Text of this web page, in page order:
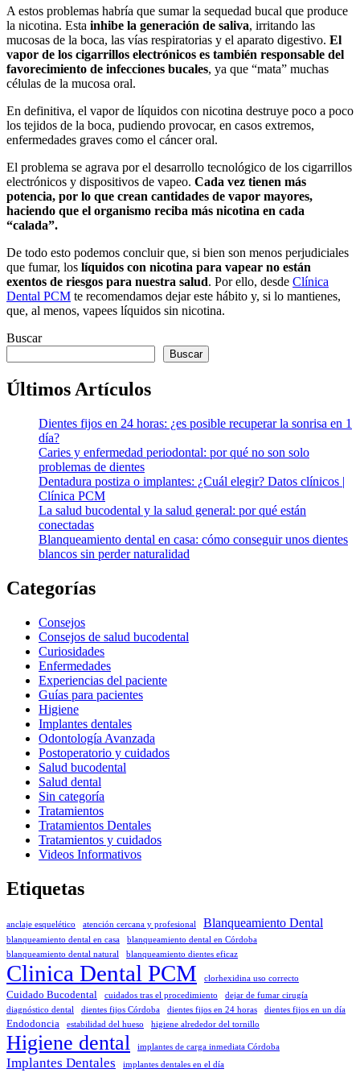
A estos problemas habría que sumar la sequedad bucal que produce
la nicotina. Esta inhibe la generación de saliva, irritando las
mucosas de la boca, las vías respiratorias y el aparato digestivo. El
vapor de los cigarrillos electrónicos es también responsable del
favorecimiento de infecciones bucales, ya que “mata” muchas
células de la mucosa oral.
En definitiva, el vapor de líquidos con nicotina destruye poco a poco
los tejidos de la boca, pudiendo provocar, en casos extremos,
enfermedades graves como el cáncer oral.
El problema se agrava por el desarrollo tecnológico de los cigarrillos
electrónicos y dispositivos de vapeo. Cada vez tienen más
potencia, por lo que crean cantidades de vapor mayores,
haciendo que el organismo reciba más nicotina en cada
“calada”.
De todo esto podemos concluir que, si bien son menos perjudiciales
que fumar, los líquidos con nicotina para vapear no están
exentos de riesgos para nuestra salud. Por ello, desde Clínica
Dental PCM te recomendamos dejar este hábito y, si lo mantienes,
que, al menos, vapees líquidos sin nicotina.
Buscar
Buscar
Últimos Artículos
Dientes fijos en 24 horas: ¿es posible recuperar la sonrisa en 1
día?
Caries y enfermedad periodontal: por qué no son solo
problemas de dientes
Dentadura postiza o implantes: ¿Cuál elegir? Datos clínicos |
Clínica PCM
La salud bucodental y la salud general: por qué están
conectadas
Blanqueamiento dental en casa: cómo conseguir unos dientes
blancos sin perder naturalidad
Categorías
Consejos
Consejos de salud bucodental
Curiosidades
Enfermedades
Experiencias del paciente
Guías para pacientes
Higiene
Implantes dentales
Odontología Avanzada
Postoperatorio y cuidados
Salud bucodental
Salud dental
Sin categoría
Tratamientos
Tratamientos Dentales
Tratamientos y cuidados
Videos Informativos
Etiquetas
anclaje esquelético atención cercana y profesional Blanqueamiento Dental
blanqueamiento dental en casa
blanqueamiento dental en Córdoba
blanqueamiento dental natural
blanqueamiento dientes eficaz
Clinica Dental PCM clorhexidina uso correcto
Cuidado Bucodental cuidados tras el procedimiento
dejar de fumar cirugía
diagnóstico dental
dientes fijos Córdoba dientes fijos en 24 horas dientes fijos en un día
Endodoncia estabilidad del hueso higiene alrededor del tornillo
Higiene dental implantes de carga inmediata Córdoba
Implantes Dentales implantes dentales en el día